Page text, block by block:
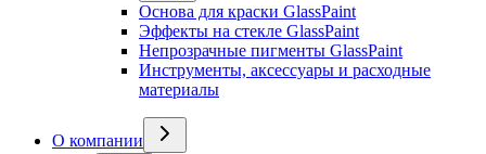
Основа для краски GlassPaint
Эффекты на стекле GlassPaint
Непрозрачные пигменты GlassPaint
Инструменты, аксессуары и расходные
материалы
О компании